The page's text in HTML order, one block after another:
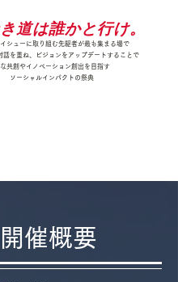
道は誰かと行け。
シューに取り組む先駆者が最も集まる場で
話を重ね、
ビジョンをアップデートすることで
共創やイノベーション創出を目指す
ソーシャルインパクトの祭典
開催概要